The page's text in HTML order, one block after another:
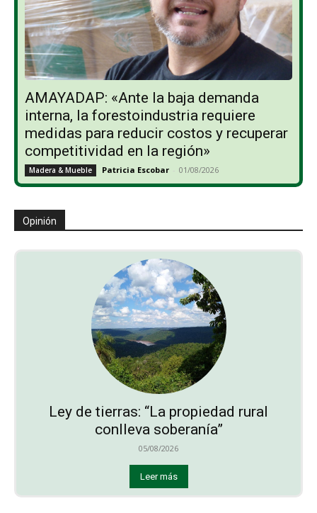
AMAYADAP: «Ante la baja demanda
interna, la forestoindustria requiere
medidas para reducir costos y recuperar
competitividad en la región»
Madera & Mueble Patricia Escobar - 01/08/2026
Opinión
Ley de tierras: “La propiedad rural
conlleva soberanía”
05/08/2026
Leer más